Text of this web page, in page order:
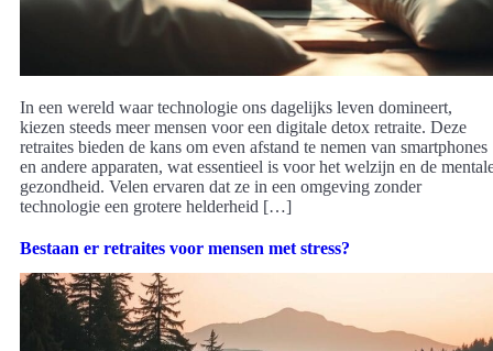
In een wereld waar technologie ons dagelijks leven domineert,
kiezen steeds meer mensen voor een digitale detox retraite. Deze
retraites bieden de kans om even afstand te nemen van smartphones
en andere apparaten, wat essentieel is voor het welzijn en de
gezondheid. Velen ervaren dat ze in een omgeving zonder
technologie een grotere helderheid […]
Bestaan er retraites voor mensen met stress?